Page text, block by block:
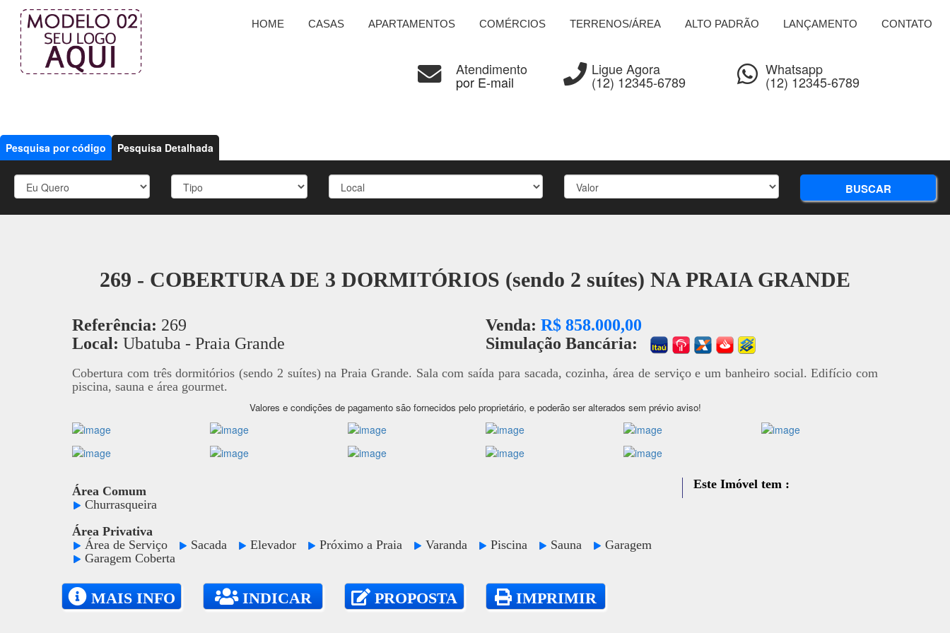
HOME CASAS APARTAMENTOS COMÉRCIOS TERRENOS/ÁREA ALTO PADRÃO LANÇAMENTO CONTATO
Atendimento
por E-mail
Ligue Agora
(12) 12345-6789
Whatsapp
(12) 12345-6789
Pesquisa por código Pesquisa Detalhada
BUSCAR
269 - COBERTURA DE 3 DORMITÓRIOS (sendo 2 suítes) NA PRAIA GRANDE
Referência: 269
Local: Ubatuba - Praia Grande
Venda: R$ 858.000,00
Simulação Bancária:
Cobertura com três dormitórios (sendo 2 suítes) na Praia Grande. Sala com saída para sacada, cozinha, área de serviço e um banheiro social. Edifício com
piscina, sauna e área gourmet.
Valores e condições de pagamento são fornecidos pelo proprietário, e poderão ser alterados sem prévio aviso!
Área Comum
Churrasqueira
Área Privativa
Área de Serviço
Sacada Elevador Próximo a Praia Varanda Piscina Sauna
Garagem
Garagem Coberta
Este Imóvel tem :
MAIS INFO INDICAR PROPOSTA IMPRIMIR